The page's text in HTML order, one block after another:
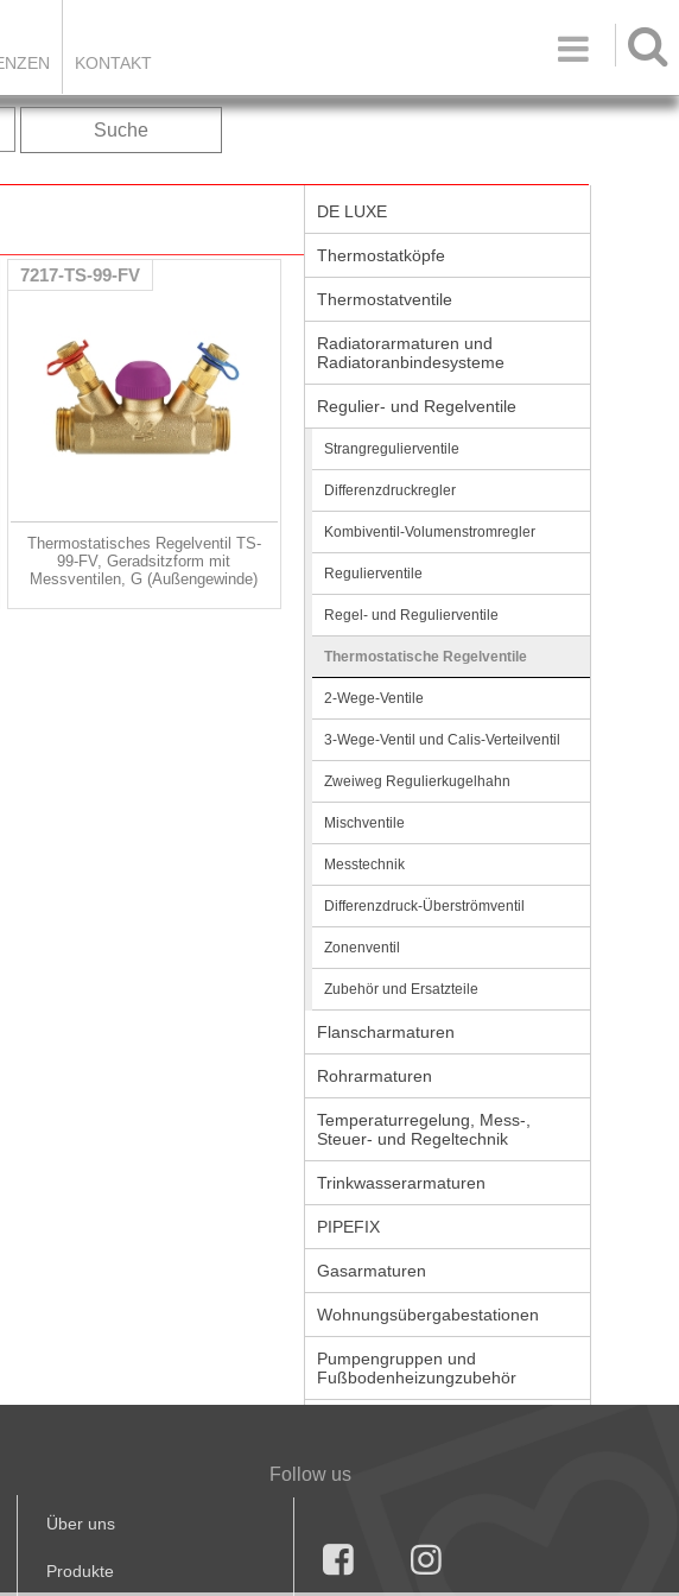

KONTAKT
Suche
7217-TS-99-FV
Thermostatisches Regelventil TS-
99-FV, Geradsitzform mit
Messventilen, G (Außengewinde)
DE LUXE
Thermostatköpfe
Thermostatventile
Radiatorarmaturen und
Radiatoranbindesysteme
Regulier- und Regelventile
Strangregulierventile
Differenzdruckregler
Kombiventil-Volumenstromregler
Regulierventile
Regel- und Regulierventile
Thermostatische Regelventile
2-Wege-Ventile
3-Wege-Ventil und Calis-Verteilventil
Zweiweg Regulierkugelhahn
Mischventile
Messtechnik
Differenzdruck-Überströmventil
Zonenventil
Zubehör und Ersatzteile
Flanscharmaturen
Rohrarmaturen
Temperaturregelung, Mess-,
Steuer- und Regeltechnik
Trinkwasserarmaturen
PIPEFIX
Gasarmaturen
Wohnungsübergabestationen
Pumpengruppen und
Fußbodenheizungzubehör
Über uns
Produkte
Follow us
 